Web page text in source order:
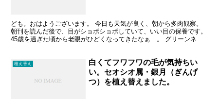
ども。おはようございます。 今日も天気が良く、朝から多肉観察。
朝刊を読んだ後で、目がショボショボしていて、いい目の保養です。
45歳を過ぎた頃から老眼がひどくなってきたなぁ…。 グリーンネッ
植え替え
白くてフワフワの毛が気持ちい
い。セオシオ属・銀月（ぎんげ
つ）を植え替えました。